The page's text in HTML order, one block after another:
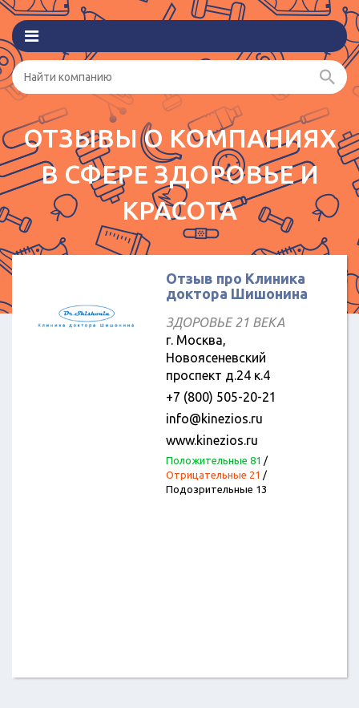
ОТЗЫВЫ О КОМПАНИЯХ
В СФЕРЕ ЗДОРОВЬЕ И
КРАСОТА
Отзыв про Клиника
доктора Шишонина
ЗДОРОВЬЕ 21 ВЕКА
г. Москва,
Новоясеневский
проспект д.24 к.4
+7 (800) 505-20-21
info@kinezios.ru
www.kinezios.ru
Положительные 81 /
Отрицательные 21 /
Подозрительные 13